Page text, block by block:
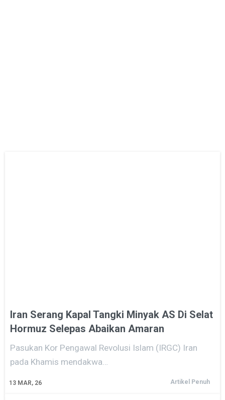
Iran Serang Kapal Tangki Minyak AS Di Selat
Hormuz Selepas Abaikan Amaran
13 MAR, 26
Pasukan Kor Pengawal Revolusi Islam (IRGC) Iran
pada Khamis mendakwa…
Artikel Penuh